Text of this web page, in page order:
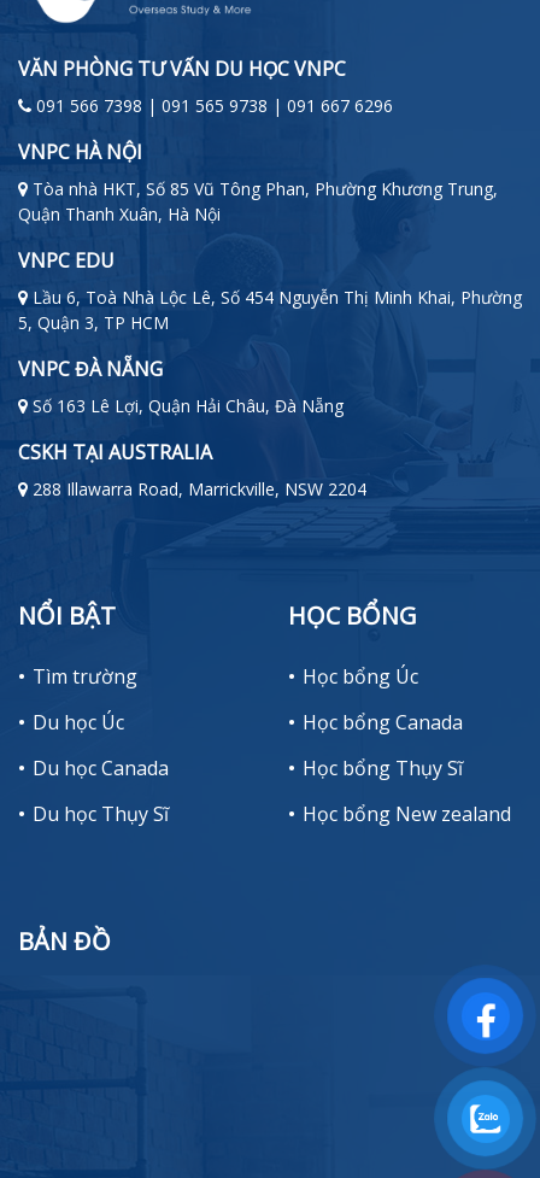
VĂN PHÒNG TƯ VẤN DU HỌC VNPC
091 566 7398 | 091 565 9738 | 091 667 6296
VNPC HÀ NỘI
Tòa nhà HKT, Số 85 Vũ Tông Phan, Phường Khương Trung,
Quận Thanh Xuân, Hà Nội
VNPC EDU
Lầu 6, Toà Nhà Lộc Lê, Số 454 Nguyễn Thị Minh Khai, Phường
5, Quận 3, TP HCM
VNPC ĐÀ NẴNG
Số 163 Lê Lợi, Quận Hải Châu, Đà Nẵng
CSKH TẠI AUSTRALIA
288 Illawarra Road, Marrickville, NSW 2204
NỔI BẬT
Tìm trường
Du học Úc
Du học Canada
Du học Thụy Sĩ
HỌC BỔNG
Học bổng Úc
Học bổng Canada
Học bổng Thụy Sĩ
Học bổng New zealand
BẢN ĐỒ